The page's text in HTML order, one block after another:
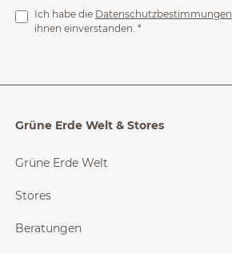
Ich habe die Datenschutzbestimmungen
ihnen einverstanden. *
Grüne Erde Welt & Stores
Grüne Erde Welt
Stores
Beratungen